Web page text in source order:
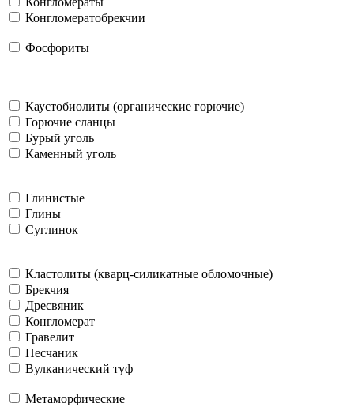
Конгломератобрекчии
Фосфориты
Каустобиолиты (органические горючие)
Горючие сланцы
Бурый уголь
Каменный уголь
Глинистые
Глины
Суглинок
Кластолиты (кварц-силикатные обломочные)
Брекчия
Дресвяник
Конгломерат
Гравелит
Песчаник
Вулканический туф
Метаморфические